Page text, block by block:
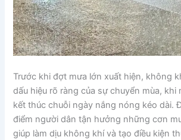
Trước khi đợt mưa lớn xuất hiện, không
dấu hiệu rõ ràng của sự chuyển mùa, khi
kết thúc chuỗi ngày nắng nóng kéo dài.
điểm người dân tận hưởng những cơn
giúp làm dịu không khí và tạo điều kiện